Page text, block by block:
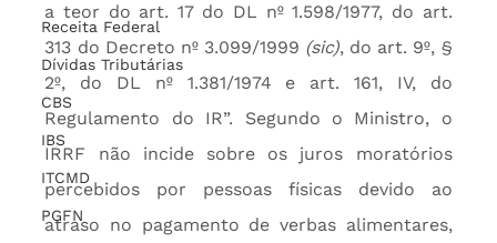
Receita Federal
Dívidas Tributárias
CBS
IBS
ITCMD
PGFN
a teor do art. 17 do DL nº 1.598/1977, do art.
313 do Decreto nº 3.099/1999 (sic), do art. 9º, §
2º, do DL nº 1.381/1974 e art. 161, IV, do
Regulamento do IR”. Segundo o Ministro, o
IRRF não incide sobre os juros moratórios
percebidos por pessoas físicas devido ao
atraso no pagamento de verbas alimentares,